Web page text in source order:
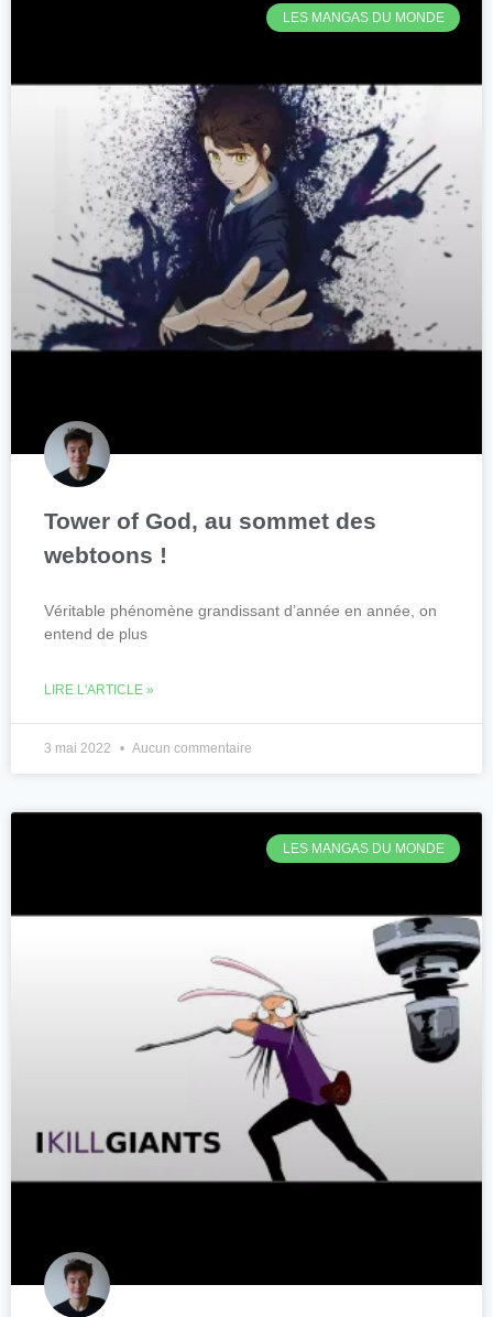
LES MANGAS DU MONDE
Tower of God, au sommet des
webtoons !
Véritable phénomène grandissant d’année en année, on
entend de plus
LIRE L'ARTICLE »
3 mai 2022 Aucun commentaire
LES MANGAS DU MONDE